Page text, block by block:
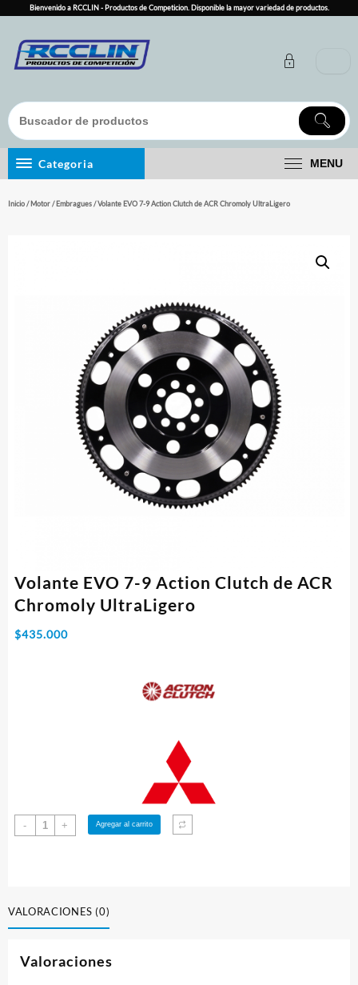
content
Bienvenido a RCCLIN - Productos de Competicion. Disponible la mayor variedad de productos.
Categoria MENU
Inicio/Motor/Embragues/ Volante EVO 7-9 Action Clutch de ACR Chromoly UltraLigero
Volante EVO 7-9 Action Clutch de ACR
Chromoly UltraLigero
$435.000
-
Volante
Clutch
Chromoly
+ Agregar al carrito
VALORACIONES (0)
Valoraciones